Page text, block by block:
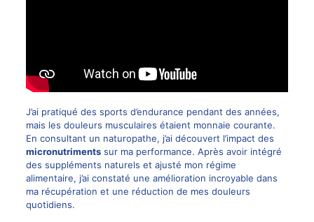
J’ai pratiqué des sports d’endurance pendant des années,
mais les douleurs musculaires étaient monnaie courante.
En consultant un naturopathe, j’ai découvert l’impact des
micronutrimentssur ma performance. Après avoir intégré
des suppléments naturels et ajusté mon régime
alimentaire, j’ai constaté une amélioration incroyable dans
ma récupération et une réduction de mes douleurs
quotidiens.